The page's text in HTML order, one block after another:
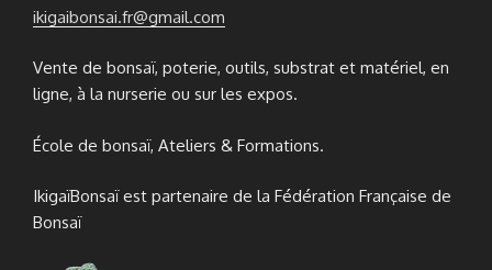
ikigaibonsai.fr@gmail.com
Vente de bonsaï, poterie, outils, substrat et matériel, en
ligne, à la nurserie ou sur les expos.
École de bonsaï, Ateliers & Formations.
IkigaïBonsaï est partenaire de la Fédération Française de
Bonsaï